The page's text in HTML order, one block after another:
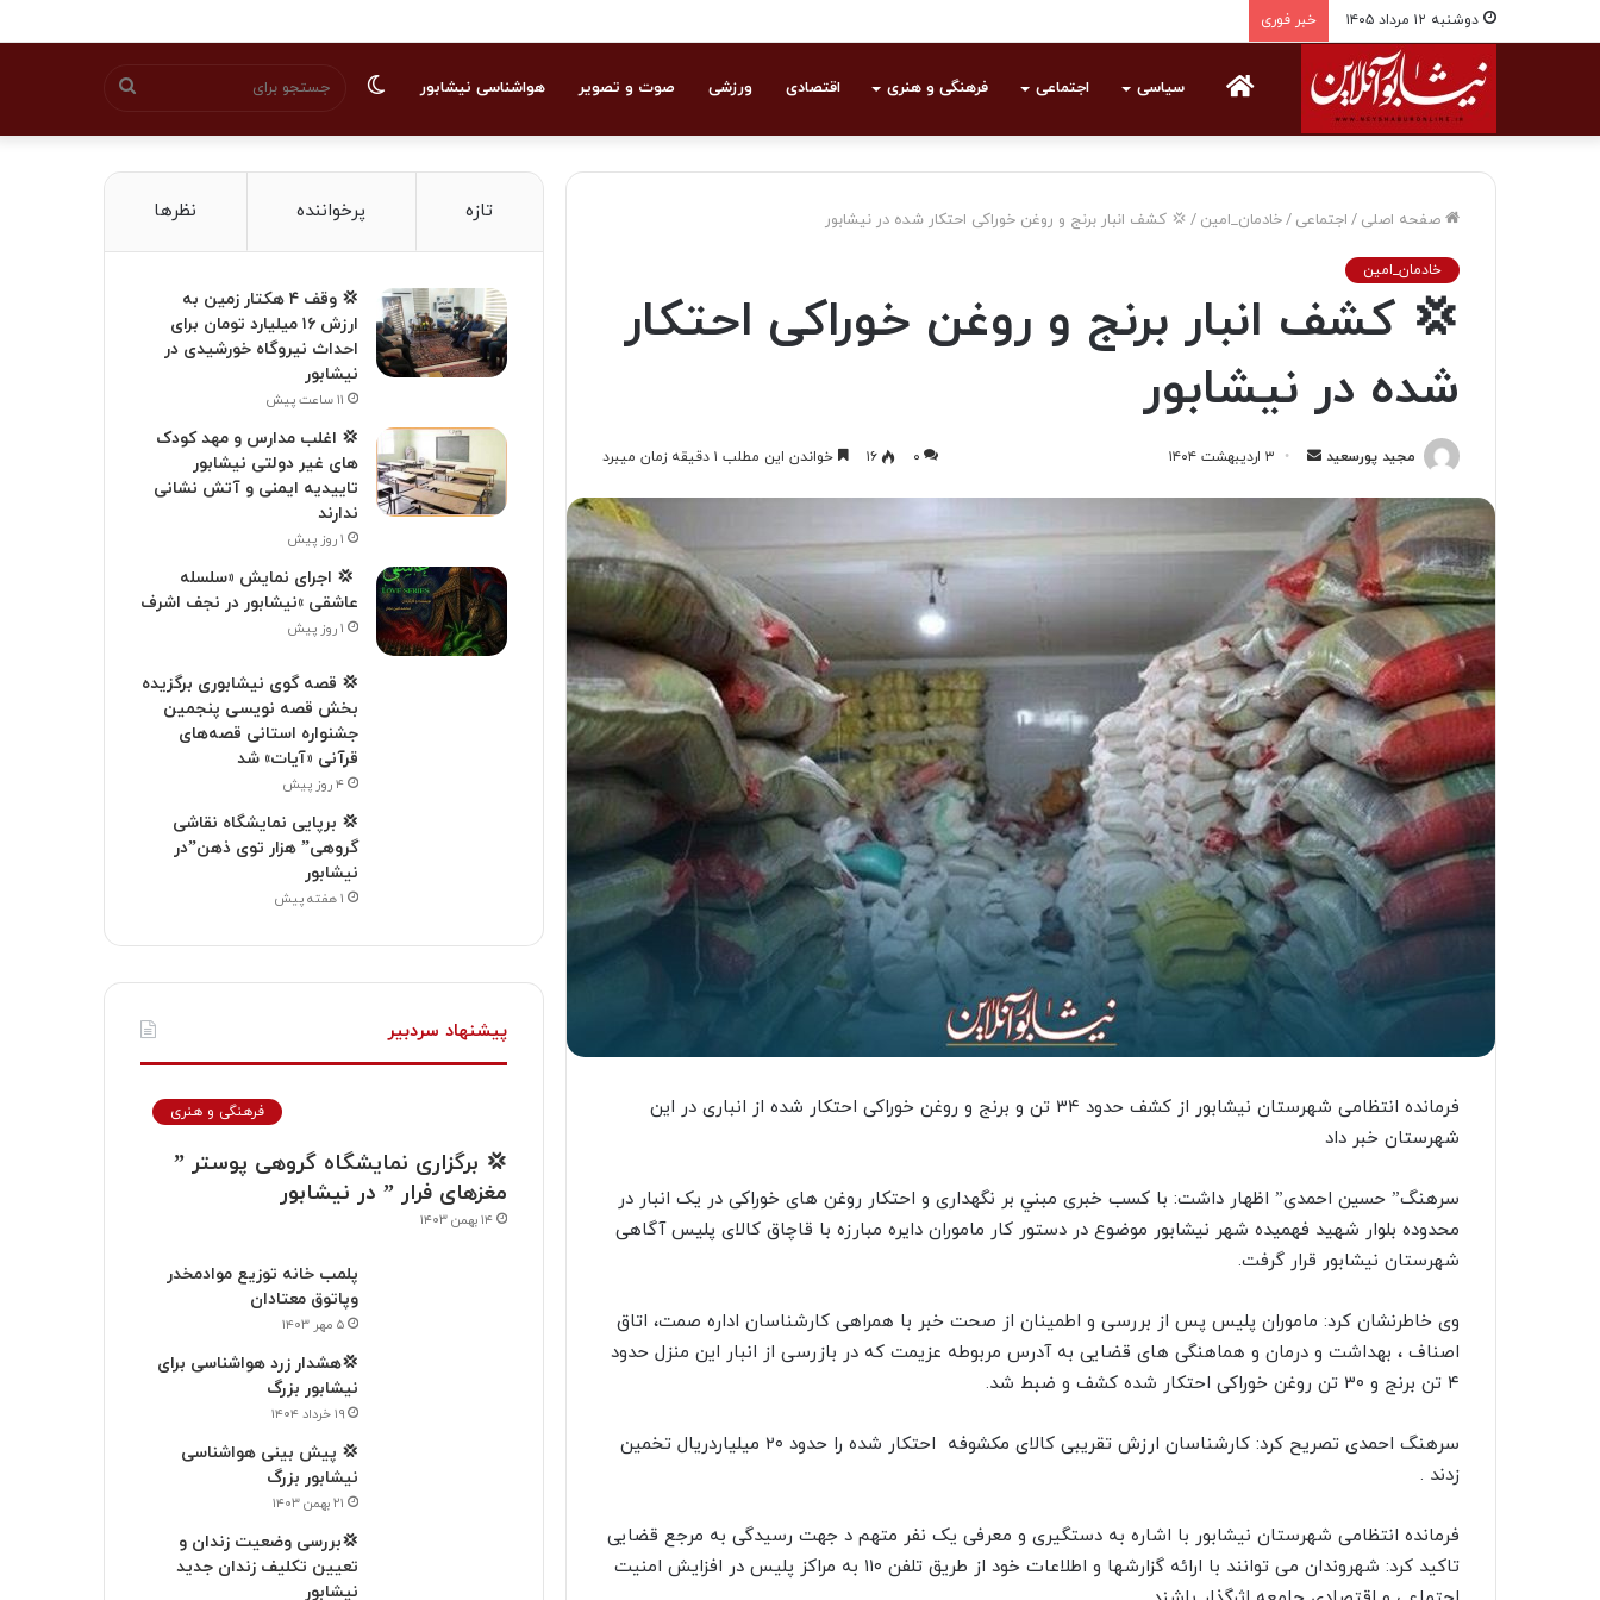
دوشنبه ۱۲ مرداد ۱۴۰۵ خبر فوری
سیاسی اجتماعی فرهنگی و هنری اقتصادی ورزشی صوت و تصویر هواشناسی نیشابور
برای
تغییر
صفحه اصلی / اجتماعی /خادمان_امین / 💢 کشف انبار برنج و روغن خوراکی احتکار شده در نیشابور
خادمان_امین
💢 کشف انبار برنج و روغن خوراکی احتکار
شده در نیشابور
مجید پورسعید
ل
ی
ک
ا
ی
م
ی
ل
۳ اردیبهشت ۱۴۰۴ ۰ ۱۶ خواندن این مطلب ۱ دقیقه زمان میبرد
فرمانده انتظامی شهرستان نیشابور از کشف حدود ۳۴ تن و برنج و روغن خوراکی احتکار شده از انباری در این
شهرستان خبر داد
سرهنگ” حسین احمدی” اظهار داشت: با کسب خبری مبني بر نگهداری و احتکار روغن های خوراکی در یک انبار در
محدوده بلوار شهید فهمیده شهر نیشابور موضوع در دستور کار ماموران دایره مبارزه با قاچاق کالای پلیس آگاهی
شهرستان نیشابور قرار گرفت.
وی خاطرنشان کرد: ماموران پلیس پس از بررسی و اطمینان از صحت خبر با همراهی کارشناسان اداره صمت، اتاق
اصناف ، بهداشت و درمان و هماهنگی های قضایی به آدرس مربوطه عزیمت که در بازرسی از انبار این منزل حدود
۴ تن برنج و ۳۰ تن روغن خوراکی احتکار شده کشف و ضبط شد.
سرهنگ احمدی تصریح کرد: کارشناسان ارزش تقریبی کالای مکشوفه احتکار شده را حدود ۲۰ میلیاردریال تخمین
زدند .
فرمانده انتظامی شهرستان نیشابور با اشاره به دستگیری و معرفی یک نفر متهم د جهت رسیدگی به مرجع قضایی
تاکید کرد: شهروندان می توانند با ارائه گزارشها و اطلاعات خود از طریق تلفن ۱۱۰ به مراکز پلیس در افزایش امنیت
تازه پرخواننده نظرها
💢 وقف ۴ هکتار زمین به
ارزش ۱۶ میلیارد تومان برای
احداث نیروگاه خورشیدی در
نیشابور
۱۱ ساعت پیش
💢 اغلب مدارس و مهد کودک
های غیر دولتی نیشابور
تاییدیه ایمنی و آتش نشانی
ندارند
۱ روز پیش
‍ 💢 اجرای نمایش «سلسله
عاشقی »نیشابور در نجف اشرف
۱ روز پیش
💢 قصه گوی نیشابوری برگزیده
بخش قصه نویسی پنجمین
جشنواره استانی قصه‌های
قرآنی «آیات» شد
۴ روز پیش
💢 برپایی نمایشگاه نقاشی
گروهی” هزار توی ذهن”در
نیشابور
۱ هفته پیش
پیشنهاد سردبیر
فرهنگی و هنری
💢 برگزاری نمایشگاه گروهی پوستر ”
مغزهای فرار ” در نيشابور
۱۴ بهمن ۱۴۰۳
پلمب خانه توزیع موادمخدر
وپاتوق معتادان
۵ مهر ۱۴۰۳
💢هشدار زرد هواشناسی برای
نیشابور بزرگ
۱۹ خرداد ۱۴۰۴
💢 پیش بینی هواشناسی
نیشابور بزرگ
۲۱ بهمن ۱۴۰۳
💢بررسی وضعیت زندان و
تعیین تکلیف زندان جدید
نیشابور